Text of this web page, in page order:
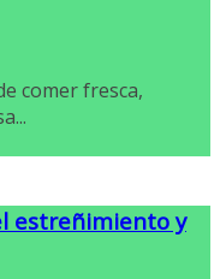
comer fresca,
estreñimiento y